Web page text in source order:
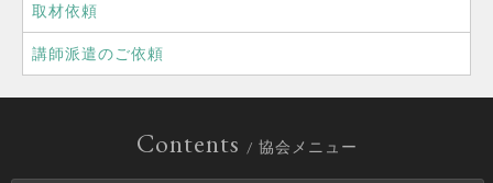
取材依頼
講師派遣のご依頼
Contents / 協会メニュー